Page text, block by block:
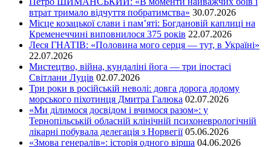
втрат тримало відчуття побратимства» 30.07.2026
Місце козацької слави і пам’яті: Богдановій каплиці на
Кременеччині виповнилося 375 років 22.07.2026
Леся ГНАТІВ: «Половина мого серця — тут, в Україні»
22.07.2026
Мистецтво, війна, кундаліні йога — три іпостасі
Світлани Луців 02.07.2026
Три роки в російській неволі: довга дорога додому
морського піхотинця Дмитра Галюка 02.07.2026
«Ми ділимося досвідом і вчимося разом»: у
Тернопільській обласній клінічній психоневрологічній
лікарні побувала делегація з Норвегії 05.06.2026
«Змова генералів»: історія одного вірша 04.06.2026